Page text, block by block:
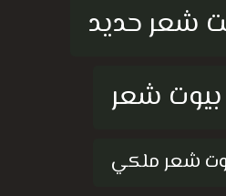
شعر حديد
بيوت شعر
شعر ملكي